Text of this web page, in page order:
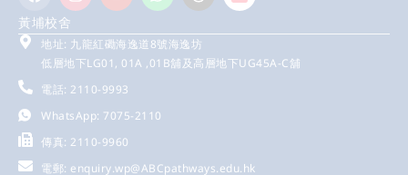
黃埔校舍
地址: 九龍紅磡海逸道8號海逸坊
低層地下LG01, 01A ,01B舖及高層地下UG45A-C舖
電話: 2110-9993
WhatsApp: 7075-2110
傳真: 2110-9960
電郵: enquiry.wp@ABCpathways.edu.hk